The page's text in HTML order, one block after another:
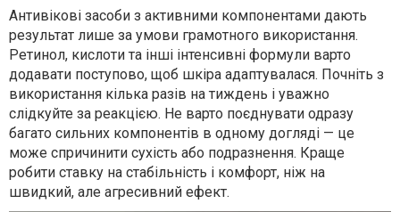
Антивікові засоби з активними компонентами дають
результат лише за умови грамотного використання.
Ретинол, кислоти та інші інтенсивні формули варто
додавати поступово, щоб шкіра адаптувалася. Почніть з
використання кілька разів на тиждень і уважно
слідкуйте за реакцією. Не варто поєднувати одразу
багато сильних компонентів в одному догляді — це
може спричинити сухість або подразнення. Краще
робити ставку на стабільність і комфорт, ніж на
швидкий, але агресивний ефект.